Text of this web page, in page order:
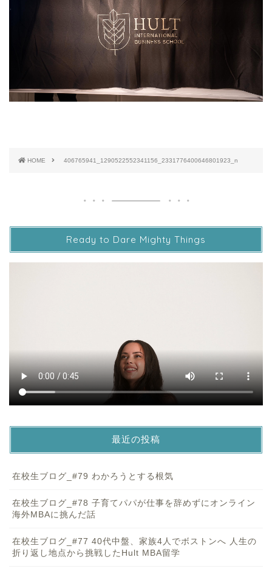
HOME 406765941_1290522552341156_2331776400646801923_n
Ready to Dare Mighty Things
最近の投稿
在校生ブログ_#79 わかろうとする根気
在校生ブログ_#78 子育てパパが仕事を辞めずにオンライン
海外MBAに挑んだ話
在校生ブログ_#77 40代中盤、家族4人でボストンへ 人生の
折り返し地点から挑戦したHult MBA留学